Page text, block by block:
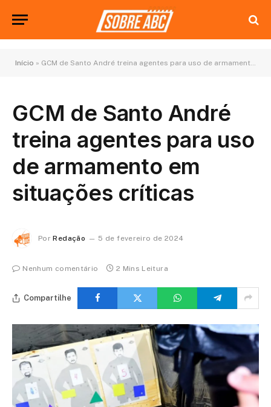
Início » GCM de Santo André treina agentes para uso de armamento em situações críticas
GCM de Santo André
treina agentes para uso
de armamento em
situações críticas
Por Redação 5 de fevereiro de 2024
Nenhum comentário 2 Mins Leitura
Compartilhe